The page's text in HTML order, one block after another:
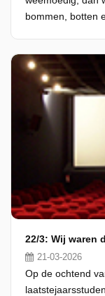
bommen, botten
22/3: Wij waren
21-03-2026
Op de ochtend